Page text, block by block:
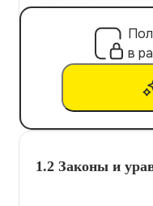
в
1.2 Законы и